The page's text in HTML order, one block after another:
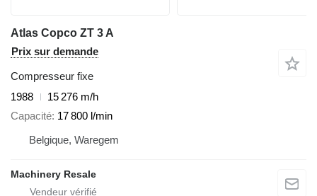
Atlas Copco ZT 3 A
Prix sur demande
Compresseur fixe
1988
15 276 m/h
Capacité 17 800 l/min
Belgique, Waregem
Machinery Resale